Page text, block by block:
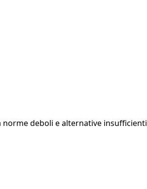
deboli e alternative insufficienti